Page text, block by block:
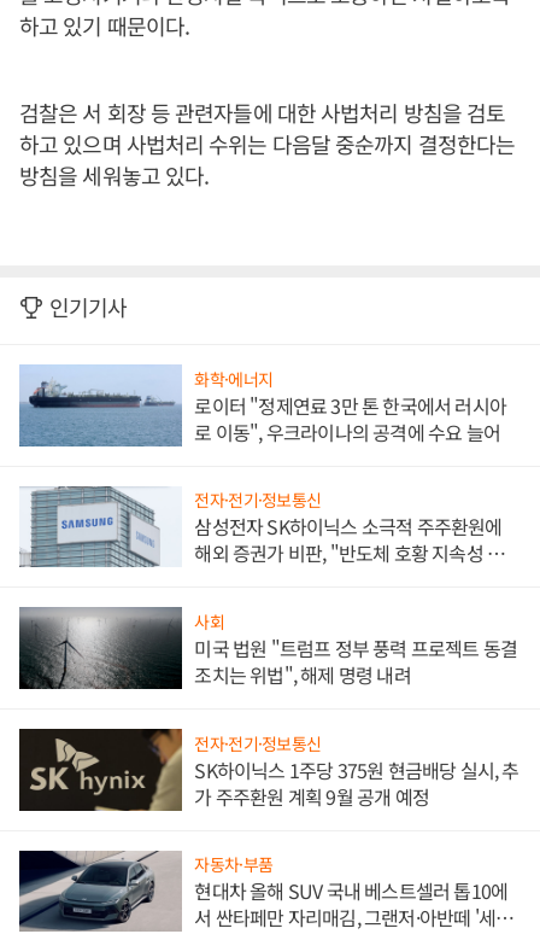
하고 있기 때문이다.
검찰은 서 회장 등 관련자들에 대한 사법처리 방침을 검토
하고 있으며 사법처리 수위는 다음달 중순까지 결정한다는
방침을 세워놓고 있다.
인기기사
화학·에너지
로이터 "정제연료 3만 톤 한국에서 러시아
로 이동", 우크라이나의 공격에 수요 늘어
전자·전기·정보통신
삼성전자 SK하이닉스 소극적 주주환원에
해외 증권가 비판, "반도체 호황 지속성 의
사회
미국 법원 "트럼프 정부 풍력 프로젝트 동결
조치는 위법", 해제 명령 내려
전자·전기·정보통신
SK하이닉스 1주당 375원 현금배당 실시, 추
가 주주환원 계획 9월 공개 예정
자동차·부품
현대차 올해 SUV 국내 베스트셀러 톱10에
서 싼타페만 자리매김, 그랜저·아반떼 '세단